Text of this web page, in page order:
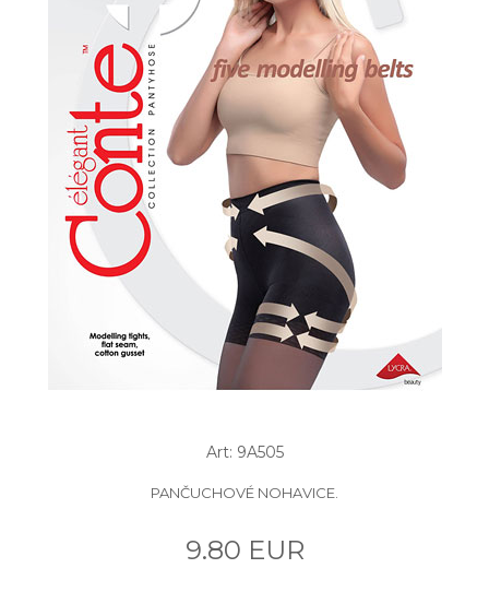
Art: 9A505
PANČUCHOVÉ NOHAVICE.
9.80 EUR